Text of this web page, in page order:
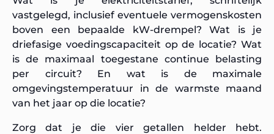
vastgelegd, inclusief eventuele vermogenskosten
boven een bepaalde kW-drempel? Wat is je
driefasige voedingscapaciteit op de locatie? Wat
is de maximaal toegestane continue belasting
per circuit? En wat is de maximale
omgevingstemperatuur in de warmste maand
van het jaar op die locatie?
Zorg dat je die vier getallen helder hebt.